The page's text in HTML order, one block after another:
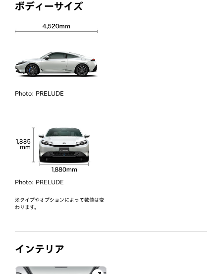
ボディーサイズ
Photo: PRELUDE
Photo: PRELUDE
※タイプやオプションによって数値は変
わります。
インテリア